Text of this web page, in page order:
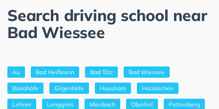
Search driving school near
Bad Wiessee
Au Bad Heilbrunn Bad Tölz Bad Wiessee
Bairahöfe Gilgenhöfe Hausham Holzkirchen
Lehner Lenggries Miesbach Oberhof Potzenberg